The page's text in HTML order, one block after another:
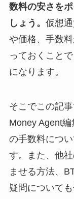
数料の安さを
しょう。 仮想
や価格、手数
っておくこと
になります。
そこでこの記
Money Agent
の手数料につ
す。また、他
ませる方法、
疑問について